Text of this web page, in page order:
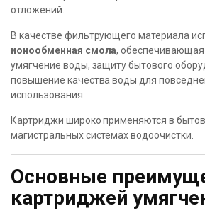
отложений.
В качестве фильтрующего материала
ионообменная смола,
умягчение воды, защиту бытового
повышение качества воды для
использования.
Картриджи широко применяются в
магистральных системах водоочистки.
Основные
картриджей